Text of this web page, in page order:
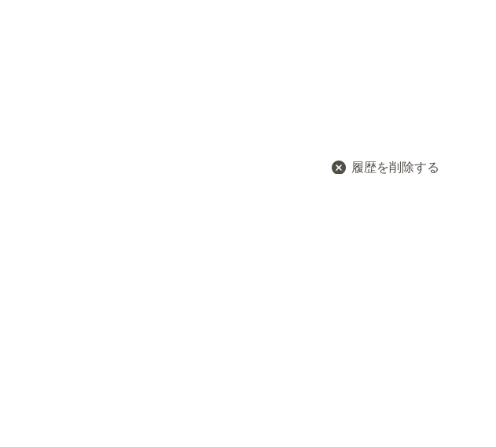
履歴を削除する